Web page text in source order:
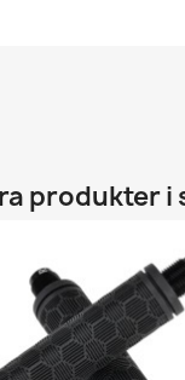
produkter i